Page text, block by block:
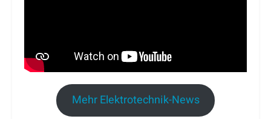
Mehr Elektrotechnik-News